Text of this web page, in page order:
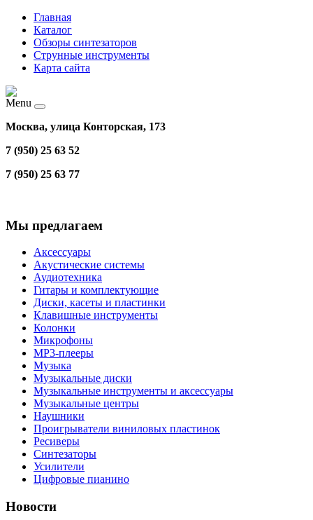
Главная
Каталог
Обзоры синтезаторов
Струнные инструменты
Карта сайта
Menu
Москва, улица Конторская, 173
7 (950) 25 63 52
7 (950) 25 63 77
Мы предлагаем
Аксессуары
Акустические системы
Аудиотехника
Гитары и комплектующие
Диски, касеты и пластинки
Клавишные инструменты
Колонки
Микрофоны
МР3-плееры
Музыка
Музыкальные диски
Музыкальные инструменты и аксессуары
Музыкальные центры
Наушники
Проигрыватели виниловых пластинок
Ресиверы
Синтезаторы
Усилители
Цифровые пианино
Новости